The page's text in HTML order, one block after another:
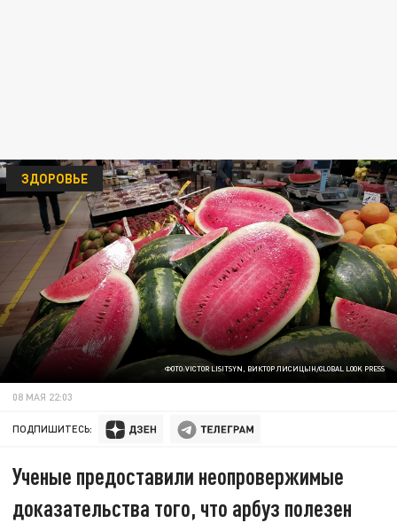
ФОТО:VICTOR LISITSYN, ВИКТОР ЛИСИЦЫН/GLOBAL LOOK PRESS
ЗДОРОВЬЕ
08 МАЯ 22:03
ПОДПИШИТЕСЬ:
Ученые предоставили неопровержимые
доказательства того, что арбуз полезен